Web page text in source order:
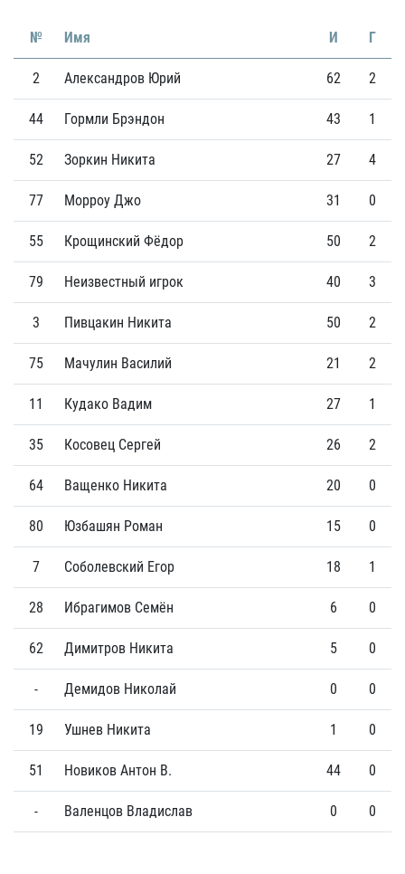
№ Имя И Г
2 Александров Юрий 62 2
44 Гормли Брэндон 43 1
52 Зоркин Никита 27 4
77 Морроу Джо 31 0
55 Крощинский Фёдор 50 2
79 Неизвестный игрок 40 3
3 Пивцакин Никита 50 2
75 Мачулин Василий 21 2
11 Кудако Вадим 27 1
35 Косовец Сергей 26 2
64 Ващенко Никита 20 0
80 Юзбашян Роман 15 0
7 Соболевский Егор 18 1
28 Ибрагимов Семён 6 0
62 Димитров Никита 5 0
- Демидов Николай 0 0
19 Ушнев Никита 1 0
51 Новиков Антон В. 44 0
- Валенцов Владислав 0 0